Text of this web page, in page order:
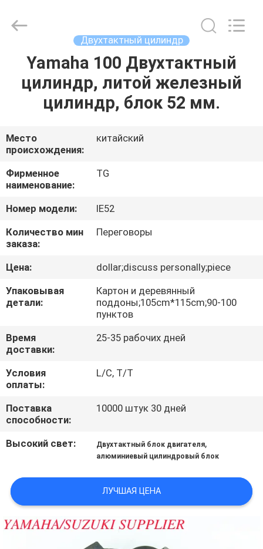
ДОМ
ПРОДУКТЫ
О
НАС
ПУТЕШЕСТВИЕ
ФАБРИКИ
ПРОВЕРКА
КАЧЕСТВА
СВЯЖИТЕСЬ
МЫ
НОВОСТИ
СПРОСИТЕ
ЦИТАТУ
САЙТА
PRIVACY
Rights
Двухтактный цилиндр
Yamaha 100 Двухтактный
цилиндр, литой железный
цилиндр, блок 52 мм.
Место
происхождения:
китайский
Фирменное
наименование:
TG
Номер модели:
IE52
Количество мин
заказа:
Переговоры
Цена:
dollar;discuss personally;piece
Упаковывая
детали:
Картон и деревянный
поддоны;105cm*115cm;90-100
пунктов
Время
доставки:
25-35 рабочих дней
Условия
оплаты:
L/C, T/T
Поставка
способности:
10000 штук 30 дней
Высокий свет: Двухтактный блок двигателя,
алюминиевый цилиндровый блок
ЛУЧШАЯ ЦЕНА